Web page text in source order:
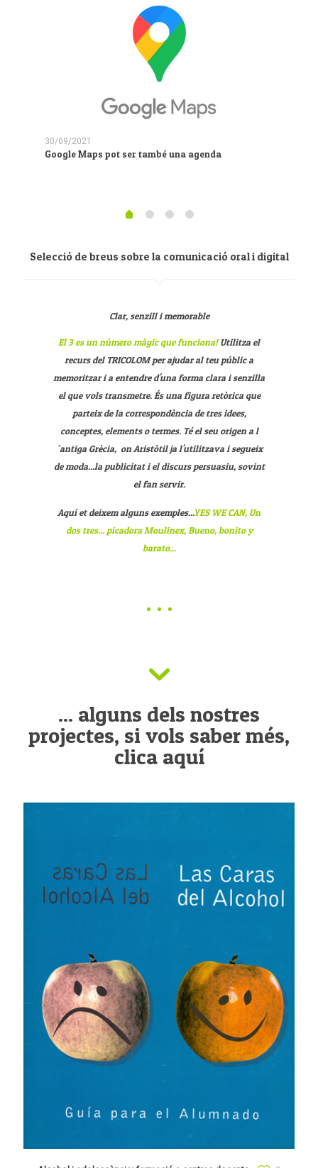
30/09/2021
Google Maps pot ser també una agenda
Selecció de breus sobre la comunicació oral i digital
Clar, senzill i memorable
El 3 es un número màgic que funciona! Utilitza el
recurs del TRICOLOM per ajudar al teu públic a
memoritzar i a entendre d'una forma clara i senzilla
el que vols transmetre. És una figura retòrica que
parteix de la correspondència de tres idees,
conceptes, elements o termes. Té el seu origen a l
´antiga Grècia, on Aristòtil ja l'utilitzava i segueix
de moda...la publicitat i el discurs persuasiu, sovint
el fan servir.
Aquí et deixem alguns exemples...YES WE CAN, Un
dos tres... picadora Moulinex, Bueno, bonito y
barato...
... alguns dels nostres
projectes, si vols saber més,
clica aquí